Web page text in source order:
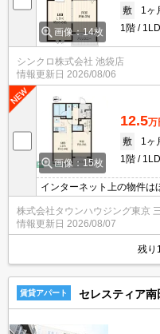
画像：14枚
敷
1ヶ
1階
シンクロ株式会社 池袋店
情報更新日 2026/08/06
画像：15枚
12.5万
敷
1ヶ
1階
インターネット上の物件は
ます♪お気軽にお問合せく
で☆新着情報毎日更新☆
株式会社タウンハウジング東京
情報更新日 2026/08/07
残り
賃貸アパート セレスティア南